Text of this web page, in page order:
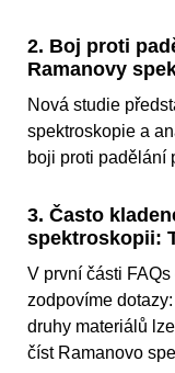
2. Boj proti
Ramanovy
Nová studie
spektroskopie a
boji proti padělání
3. Často
spektroskopii:
V první části
zodpovíme
druhy materiálů
číst Ramanovo